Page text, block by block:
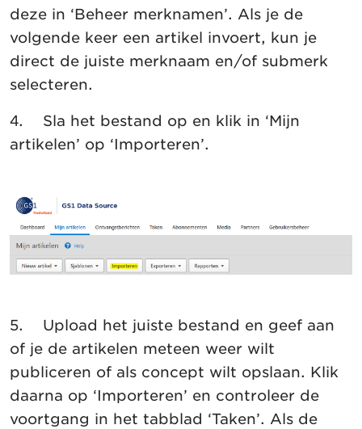
deze in ‘Beheer merknamen’. Als je de
volgende keer een artikel invoert, kun je
direct de juiste merknaam en/of submerk
selecteren.
4. Sla het bestand op en klik in ‘Mijn
artikelen’ op ‘Importeren’.
5. Upload het juiste bestand en geef aan
of je de artikelen meteen weer wilt
publiceren of als concept wilt opslaan. Klik
daarna op ‘Importeren’ en controleer de
voortgang in het tabblad ‘Taken’. Als de